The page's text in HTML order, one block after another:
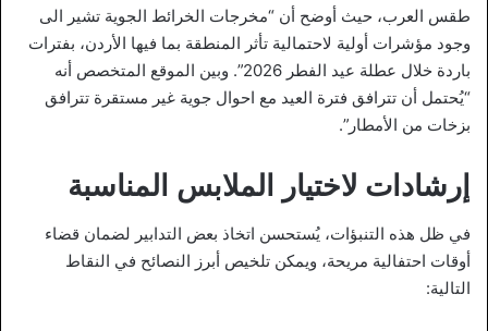
طقس العرب، حيث أوضح أن “مخرجات الخرائط الجوية تشير الى
وجود مؤشرات أولية لاحتمالية تأثر المنطقة بما فيها الأردن، بفترات
باردة خلال عطلة عيد الفطر 2026”. وبين الموقع المتخصص أنه
“يُحتمل أن تترافق فترة العيد مع احوال جوية غير مستقرة تترافق
بزخات من الأمطار”.
إرشادات لاختيار الملابس المناسبة
في ظل هذه التنبؤات، يُستحسن اتخاذ بعض التدابير لضمان قضاء
أوقات احتفالية مريحة، ويمكن تلخيص أبرز النصائح في النقاط
التالية: